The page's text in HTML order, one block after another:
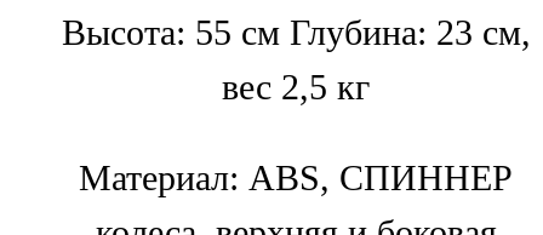
Высота: 55 см Глубина: 23 см,
вес 2,5 кг
Материал: ABS, СПИННЕР